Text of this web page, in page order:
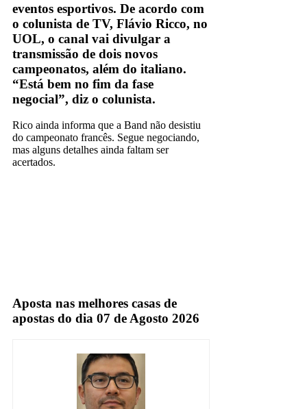
eventos esportivos. De acordo com
o colunista de TV, Flávio Ricco, no
UOL, o canal vai divulgar a
transmissão de dois novos
campeonatos, além do italiano.
“Está bem no fim da fase
negocial”, diz o colunista.
Rico ainda informa que a Band não desistiu
do campeonato francês. Segue negociando,
mas alguns detalhes ainda faltam ser
acertados.
Aposta nas melhores casas de
apostas do dia 07 de Agosto 2026